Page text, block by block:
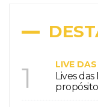
1 LIVE
Lives